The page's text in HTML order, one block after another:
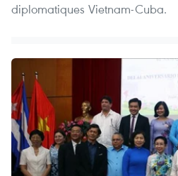
diplomatiques Vietnam-Cuba.